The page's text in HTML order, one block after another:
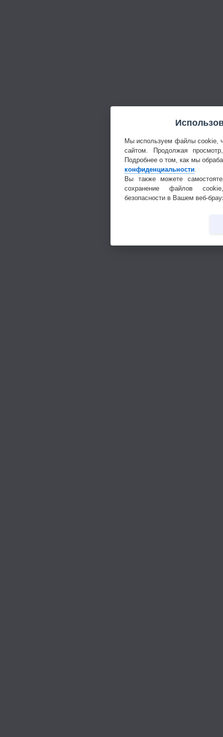
Мы используем файлы cookie,
сайтом. Продолжая
Подробнее о том, как мы
конфиденциальности
Вы также можете
сохранение файлов
безопасности в Вашем веб-